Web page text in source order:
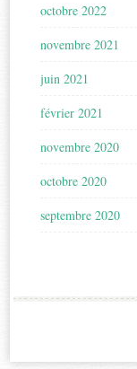
octobre 2022
novembre 2021
juin 2021
février 2021
novembre 2020
octobre 2020
septembre 2020